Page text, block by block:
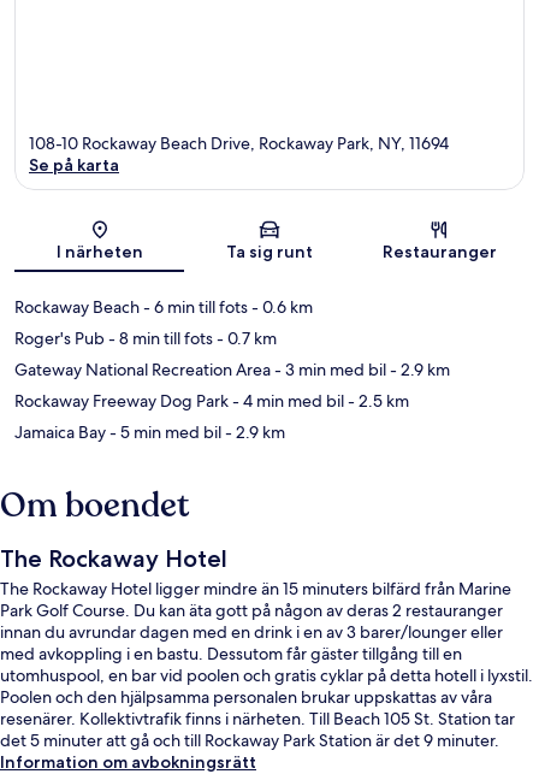
Karta
108-10 Rockaway Beach Drive, Rockaway Park, NY, 11694
Se på karta
I närheten Ta sig runt Restauranger
Rockaway Beach- 6 min till fots- 0.6 km
Roger's Pub- 8 min till fots- 0.7 km
Gateway National Recreation Area- 3 min med bil- 2.9 km
Rockaway Freeway Dog Park- 4 min med bil- 2.5 km
Jamaica Bay- 5 min med bil- 2.9 km
Om boendet
The Rockaway Hotel
The Rockaway Hotel ligger mindre än 15 minuters bilfärd från Marine
Park Golf Course. Du kan äta gott på någon av deras 2 restauranger
innan du avrundar dagen med en drink i en av 3 barer/lounger eller
med avkoppling i en bastu. Dessutom får gäster tillgång till en
utomhuspool, en bar vid poolen och gratis cyklar på detta hotell i lyxstil.
Poolen och den hjälpsamma personalen brukar uppskattas av våra
resenärer. Kollektivtrafik finns i närheten. Till Beach 105 St. Station tar
det 5 minuter att gå och till Rockaway Park Station är det 9 minuter.
Information om avbokningsrätt